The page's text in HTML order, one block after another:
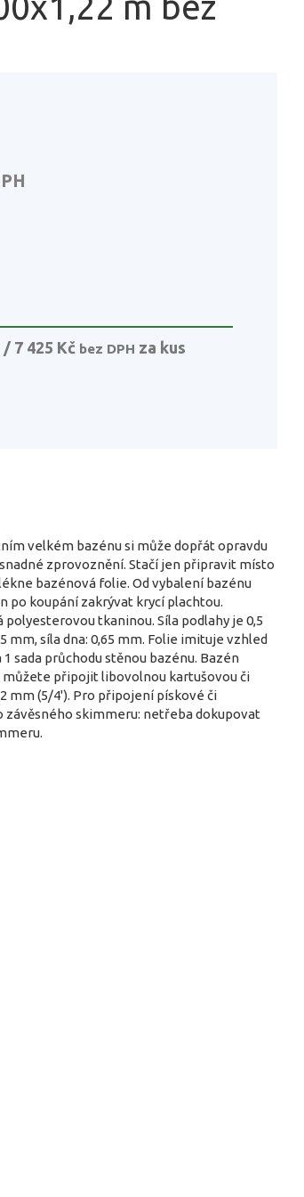
/ 7 425 Kč bez DPH za kus
velkém bazénu si může dopřát opravdu
zprovoznění. Stačí jen připravit místo
bazénová folie. Od vybalení bazénu
po koupání zakrývat krycí plachtou.
tkaninou. Síla podlahy je 0,5
síla dna: 0,65 mm. Folie imituje vzhled
sada průchodu stěnou bazénu. Bazén
můžete připojit libovolnou kartušovou či
mm (5/4'). Pro připojení pískové či
závěsného skimmeru: netřeba dokupovat